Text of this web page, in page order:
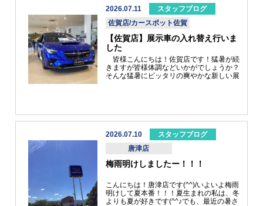
をプレゼント！！数に限りがございますの
で、お早めのご来店を！！ 最後に、レイ
バック ストロングハイブリッド発売記念
で、購入資金50万円があたるキャンペー
ンを実施中です！！皆様のご応募、ご来店
をスタッフ一同心よりお待ちしておりま
す！！
は9月14日以前に新規注文受付を終了する
場合があります。ご了承ください。
2026.07.11
スタッフブログ
佐賀店/カースポット佐賀
【佐賀店】展示車の入れ替え行いま
した
皆様こんにちは！佐賀店です！猛暑が続
きますが皆様体調などいかがでしょうか？
そんな猛暑にピッタリの爽やかな新しい展
いいですねー♪リヤのエンブレム シンメ
ック塗装でキリッとしてカッコいい！！実
はこの車両・・・買えちゃうんです！！
早めの納車ご希望のお客様！！今がチャン
スです！！詳しくは店舗スタッフへお問い
合わせください。猛暑の中でも佐賀店はい
2026.07.10
スタッフブログ
唐津店
梅雨明けしましたー！！！
こんにちは！唐津店です(^^)/いよいよ梅雨
明けして夏本番！！！夏生まれの私は、冬
よりも夏が好きです(^^♪でも、最近の暑さ